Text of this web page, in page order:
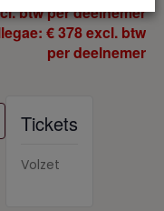
btw per deelnemer
€ 378 excl. btw
per deelnemer
Tickets
Volzet